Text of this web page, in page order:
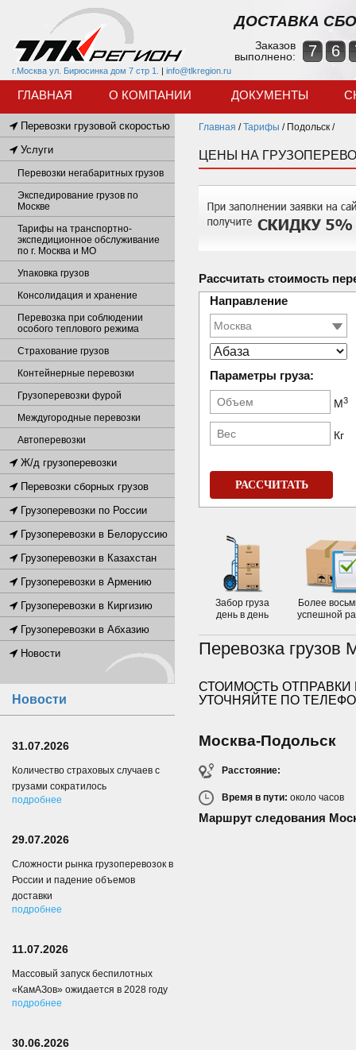
г.Москва ул. Бирюсинка дом 7 стр 1. | info@tlkregion.ru
ДОСТАВКА
Заказов
выполнено:
7 6
ГЛАВНАЯ О КОМПАНИИ ДОКУМЕНТЫ
Главная /Тарифы / Подольск /
ЦЕНЫ НА
Рассчитать стоимость
Направление
Параметры груза:
М3
Кг
РАССЧИТАТЬ
Забор груза
день в день
Более
успешной
Перевозка грузов
СТОИМОСТЬ ОТПРАВКИ
УТОЧНЯЙТЕ ПО
Москва-Подольск
Расстояние:
Время в пути: около часов
Маршрут следования
Перевозки грузовой скоростью
Услуги
Перевозки негабаритных грузов
Экспедирование грузов по
Москве
Тарифы на транспортно-
экспедиционное обслуживание
по г. Москва и МО
Упаковка грузов
Консолидация и хранение
Перевозка при соблюдении
особого теплового режима
Страхование грузов
Контейнерные перевозки
Грузоперевозки фурой
Междугородные перевозки
Автоперевозки
Ж/д грузоперевозки
Перевозки сборных грузов
Грузоперевозки по России
Грузоперевозки в Белоруссию
Грузоперевозки в Казахстан
Грузоперевозки в Армению
Грузоперевозки в Киргизию
Грузоперевозки в Абхазию
Новости
Новости
31.07.2026
Количество страховых случаев с
грузами сократилось
подробнее
29.07.2026
Сложности рынка грузоперевозок в
России и падение объемов
доставки
подробнее
11.07.2026
Массовый запуск беспилотных
«КамАЗов» ожидается в 2028 году
подробнее
30.06.2026